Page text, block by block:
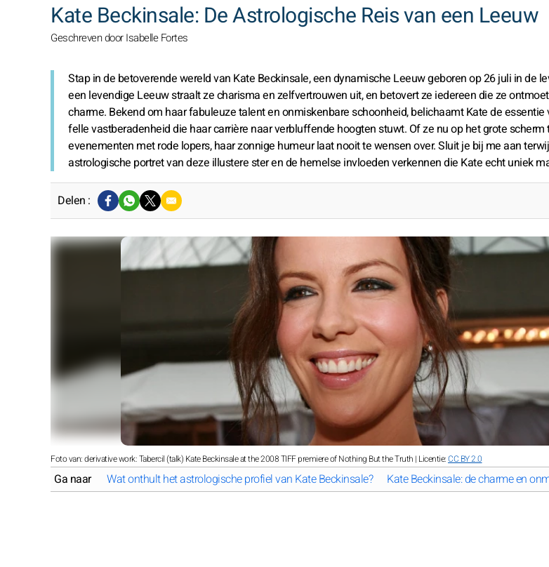
Kate Beckinsale: De Astrologische Reis van een Leeuw
Geschreven door Isabelle Fortes
Stap in de betoverende wereld van Kate Beckinsale, een dynamische Leeuw geboren op 26 juli in de
een levendige Leeuw straalt ze charisma en zelfvertrouwen uit, en betovert ze iedereen die ze
charme. Bekend om haar fabuleuze talent en onmiskenbare schoonheid, belichaamt Kate de essentie
felle vastberadenheid die haar carrière naar verbluffende hoogten stuwt. Of ze nu op het grote
evenementen met rode lopers, haar zonnige humeur laat nooit te wensen over. Sluit je bij me aan
astrologische portret van deze illustere ster en de hemelse invloeden verkennen die Kate echt uniek
Delen :
Foto van: derivative work: Tabercil (talk) Kate Beckinsale at the 2008 TIFF premiere of Nothing But the Truth | Licentie:CC BY 2.0
Ga naar Wat onthult het astrologische profiel van Kate Beckinsale? Kate Beckinsale: de charme en